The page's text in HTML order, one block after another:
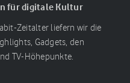
für digitale Kultur
Zeitalter liefern wir die
Gadgets, den
TV-Höhepunkte.